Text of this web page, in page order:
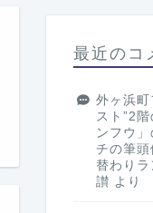
最近のコ
外ヶ浜町
スト”2
ンフウ
チの筆頭
替わり
讃 より